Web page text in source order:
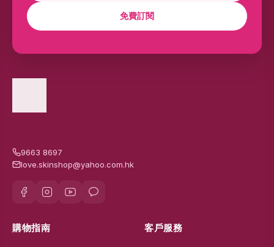
免費訂閱
9663 8697
love.skinshop@yahoo.com.hk
購物指南 客戶服務